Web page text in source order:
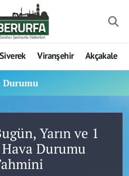
Siverek Viranşehir Akçakale
Durumu
Yarın ve 1
Durumu